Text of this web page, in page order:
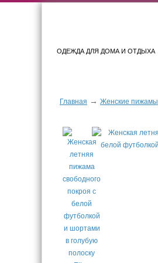
ОДЕЖДА ДЛЯ ДОМА И ОТДЫХА
Главная → Женские пижамы